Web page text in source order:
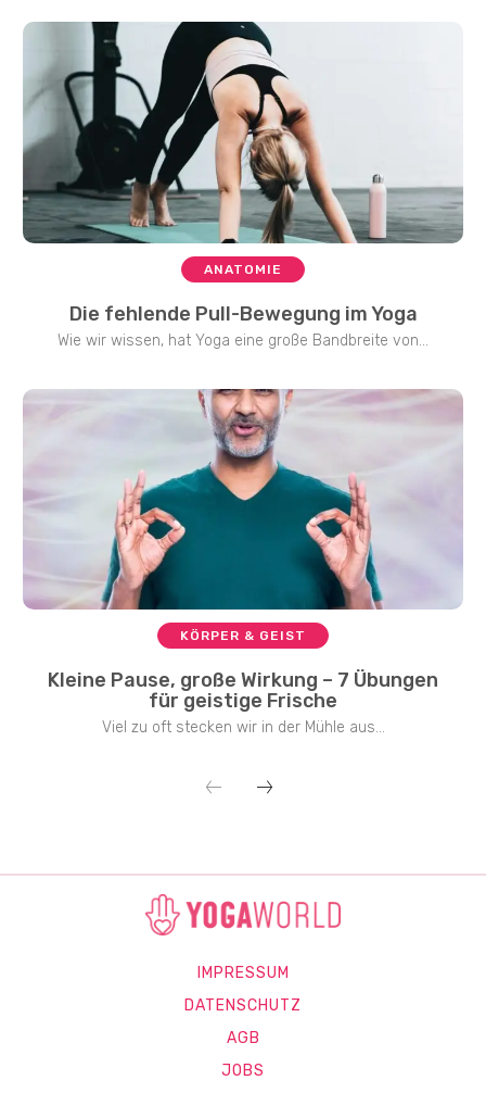
ANATOMIE
Die fehlende Pull-Bewegung im Yoga
Wie wir wissen, hat Yoga eine große Bandbreite von...
KÖRPER & GEIST
Kleine Pause, große Wirkung – 7 Übungen
für geistige Frische
Viel zu oft stecken wir in der Mühle aus...
IMPRESSUM
DATENSCHUTZ
AGB
JOBS